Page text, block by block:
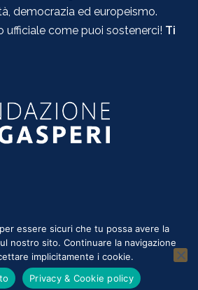
democrazia ed europeismo.
ufficiale come puoi sostenerci! Ti
Tema:Sydney by aThemes.
essere sicuri che tu possa avere la
nostro sito. Continuare la navigazione
implicitamente i cookie.
Privacy & Cookie policy